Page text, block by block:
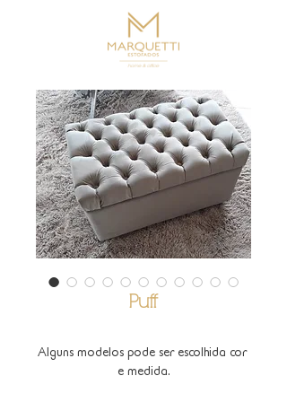
Puff
Alguns modelos pode ser escolhida cor
e medida.